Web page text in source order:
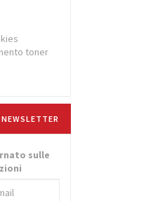
toner
sulle